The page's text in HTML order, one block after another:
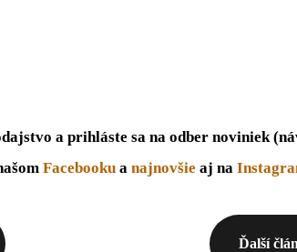
a prihláste sa na odber noviniek
Facebooku a najnovšie aj na
Ďalší